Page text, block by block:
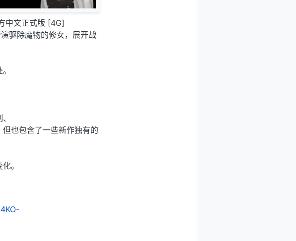
中文正式版 [4G]
驱除魔物的修女，展开战
也包含了一些新作独有的
。